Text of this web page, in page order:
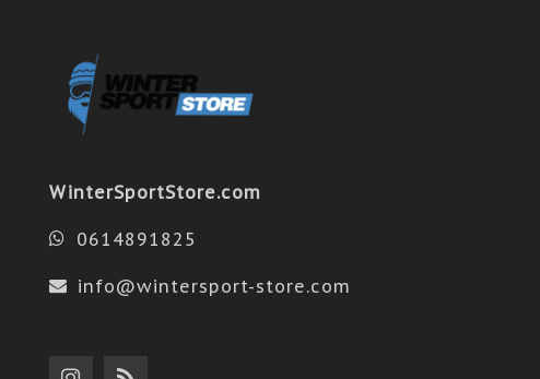
WinterSportStore.com
0614891825
info@wintersport-store.com